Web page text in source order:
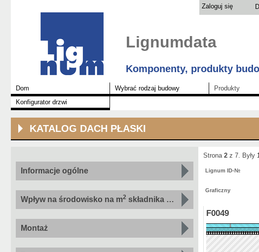
Zaloguj się
Lignumdata
Komponenty, produkty
Dom Wybrać rodzaj budowy Produkty
Konfigurator drzwi
KATALOG DACH PŁASKI
Informacje ogólne
Wpływ na środowisko na m2 składnika według wskaźnika
Montaż
Strona 2 z 7. Były
Lignum ID-№
Graficzny
F0049